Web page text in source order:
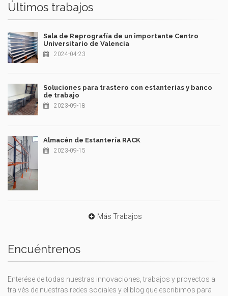
Últimos trabajos
Sala de Reprografía de un importante Centro
Universitario de Valencia
2024-04-23
Soluciones para trastero con estanterías y banco
de trabajo
2023-09-18
Almacén de Estantería RACK
2023-09-15
Más Trabajos
Encuéntrenos
Enterése de todas nuestras innovaciones, trabajos y proyectos a
tra vés de nuestras redes sociales y el blog que escribimos para